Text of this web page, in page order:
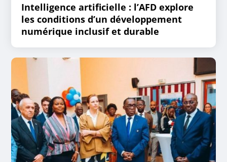
Intelligence artificielle : l’AFD explore
les conditions d’un développement
numérique inclusif et durable